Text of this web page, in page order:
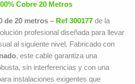
Cobre 20 Metros
de 20 metros – Ref 300177 de la
profesional diseñada para llevar
al siguiente nivel. Fabricado con
, este cable garantiza una
sin interferencias y con una
instalaciones exigentes que